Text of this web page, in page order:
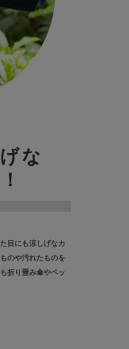
な
目にも涼しげなカ
のや汚れたものを
折り畳み傘やペッ